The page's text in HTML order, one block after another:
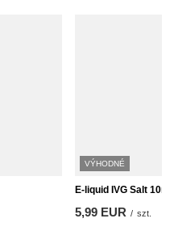
VÝHODNÉ
E-liquid IVG Salt
5,99 EUR / szt.